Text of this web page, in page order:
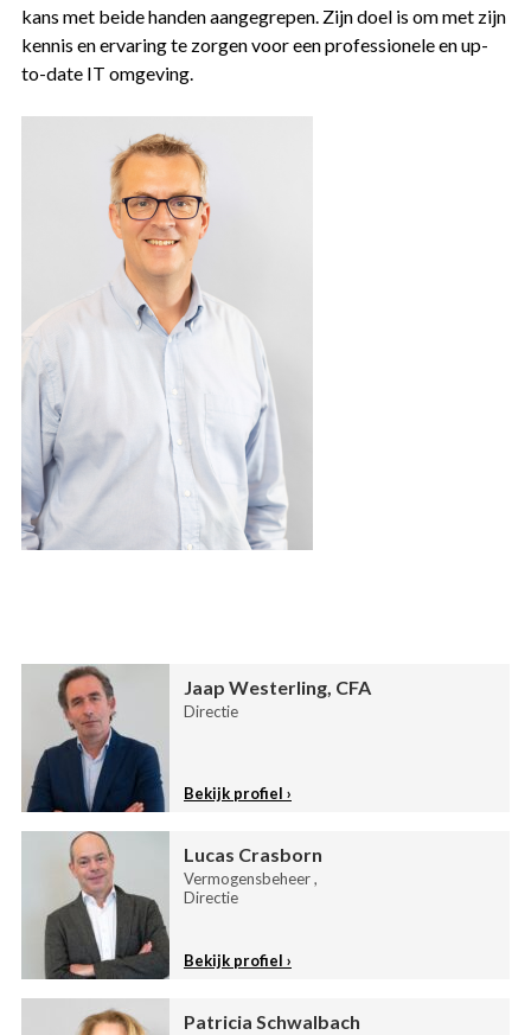
kans met beide handen aangegrepen. Zijn doel is om met zijn
kennis en ervaring te zorgen voor een professionele en up-
to-date IT omgeving.
Jaap Westerling, CFA
Directie
Bekijk profiel
Lucas Crasborn
Vermogensbeheer ,
Directie
Bekijk profiel
Patricia Schwalbach